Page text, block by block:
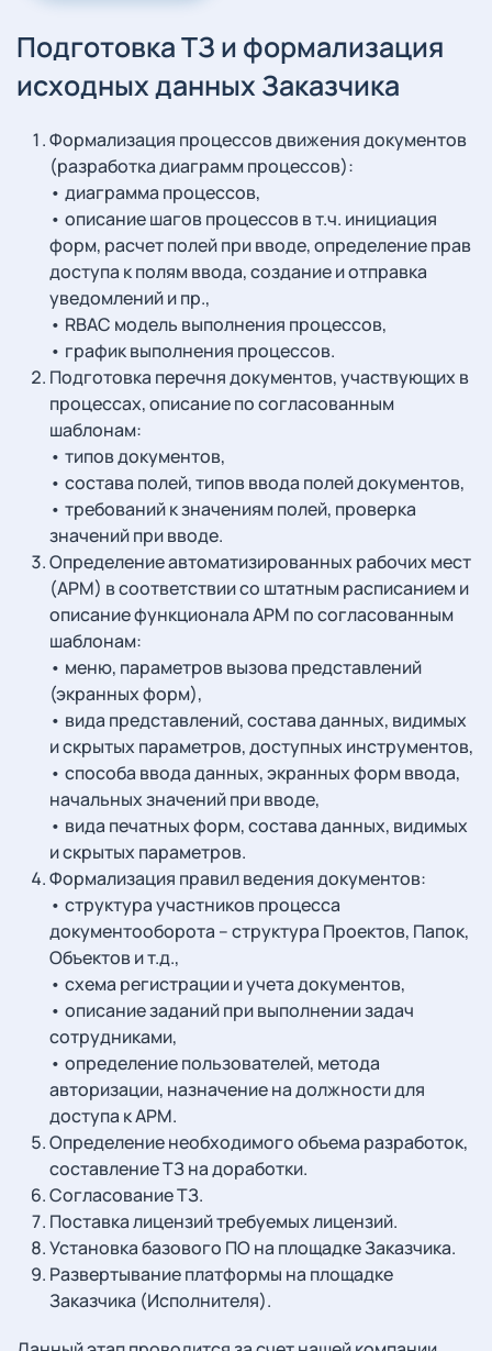
Подготовка ТЗ и формализация
исходных данных Заказчика
Формализация процессов движения документов
(разработка диаграмм процессов):
• диаграмма процессов,
• описание шагов процессов в т.ч. инициация
форм, расчет полей при вводе, определение прав
доступа к полям ввода, создание и отправка
уведомлений и пр.,
• RBAC модель выполнения процессов,
• график выполнения процессов.
Подготовка перечня документов, участвующих в
процессах, описание по согласованным
шаблонам:
• типов документов,
• состава полей, типов ввода полей документов,
• требований к значениям полей, проверка
значений при вводе.
Определение автоматизированных рабочих мест
(АРМ) в соответствии со штатным расписанием и
описание функционала АРМ по согласованным
шаблонам:
• меню, параметров вызова представлений
(экранных форм),
• вида представлений, состава данных, видимых
и скрытых параметров, доступных инструментов,
• способа ввода данных, экранных форм ввода,
начальных значений при вводе,
• вида печатных форм, состава данных, видимых
и скрытых параметров.
Формализация правил ведения документов:
• структура участников процесса
документооборота – структура Проектов, Папок,
Объектов и т.д.,
• схема регистрации и учета документов,
• описание заданий при выполнении задач
сотрудниками,
• определение пользователей, метода
авторизации, назначение на должности для
доступа к АРМ.
Определение необходимого объема разработок,
составление ТЗ на доработки.
Согласование ТЗ.
Поставка лицензий требуемых лицензий.
Установка базового ПО на площадке Заказчика.
Развертывание платформы на площадке
Заказчика (Исполнителя).